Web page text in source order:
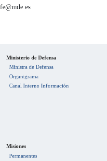
Ministerio de Defensa
Ministra de Defensa
Organigrama
Canal Interno Información
Misiones
Permanentes